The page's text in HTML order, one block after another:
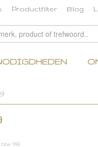
Productfilter Blog
9%)